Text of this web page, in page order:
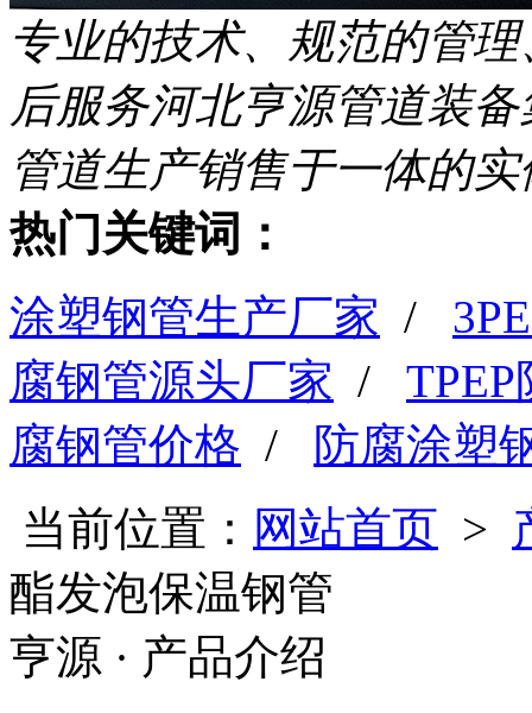
专业的技术、规范的管
后服务河北亨源管道装
管道生产销售于一体的
热门关键词：
涂塑钢管生产厂家 /
腐钢管源头厂家 /
腐钢管价格 /
防腐涂塑
当前位置： 网站首页 >
酯发泡保温钢管
亨源 · 产品介绍